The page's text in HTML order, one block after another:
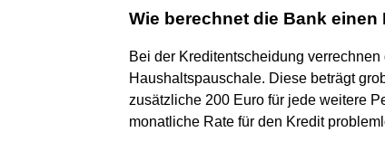
Wie berechnet die Bank einen
Bei der Kreditentscheidung
Haushaltspauschale. Diese beträgt
zusätzliche 200 Euro für jede weitere
monatliche Rate für den Kredit